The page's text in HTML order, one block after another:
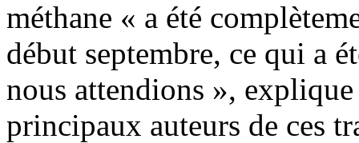
méthane « a été
début septembre, ce qui a
nous attendions »,
principaux auteurs de ces